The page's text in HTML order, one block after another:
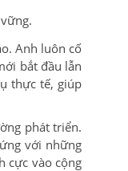
Anh luôn cố
bắt đầu lẫn
thực tế, giúp
phát triển.
với những
cực vào cộng